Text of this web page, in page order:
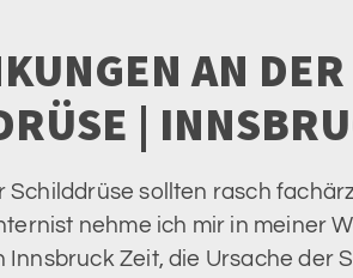
AN DER
|
Schilddrüse sollten rasch
nehme ich mir in meiner
Innsbruck Zeit, die Ursache der